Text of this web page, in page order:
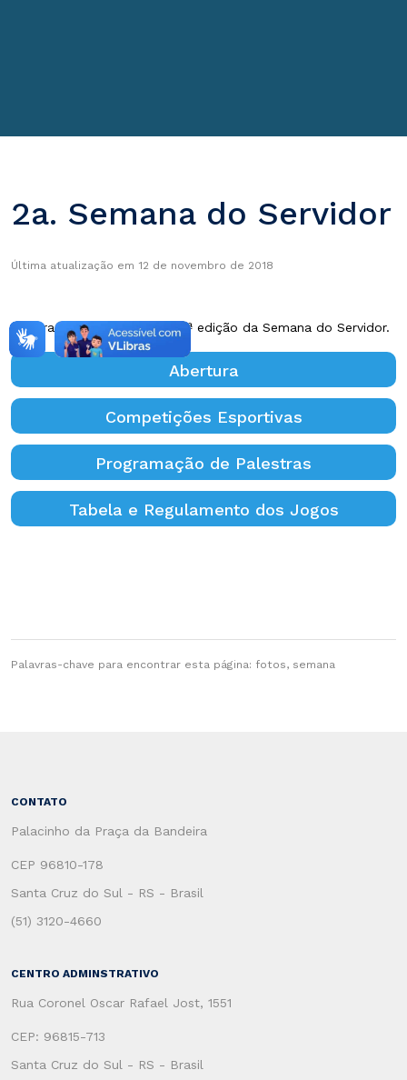
2a. Semana do Servidor
Última atualização em 12 de novembro de 2018
Confira abaixo as fotos da 2ª edição da Semana do Servidor.
Abertura
Competições Esportivas
Programação de Palestras
Tabela e Regulamento dos Jogos
Palavras-chave para encontrar esta página: fotos, semana
CONTATO
Palacinho da Praça da Bandeira
CEP 96810-178
Santa Cruz do Sul - RS - Brasil
(51) 3120-4660
CENTRO ADMINSTRATIVO
Rua Coronel Oscar Rafael Jost, 1551
CEP: 96815-713
Santa Cruz do Sul - RS - Brasil